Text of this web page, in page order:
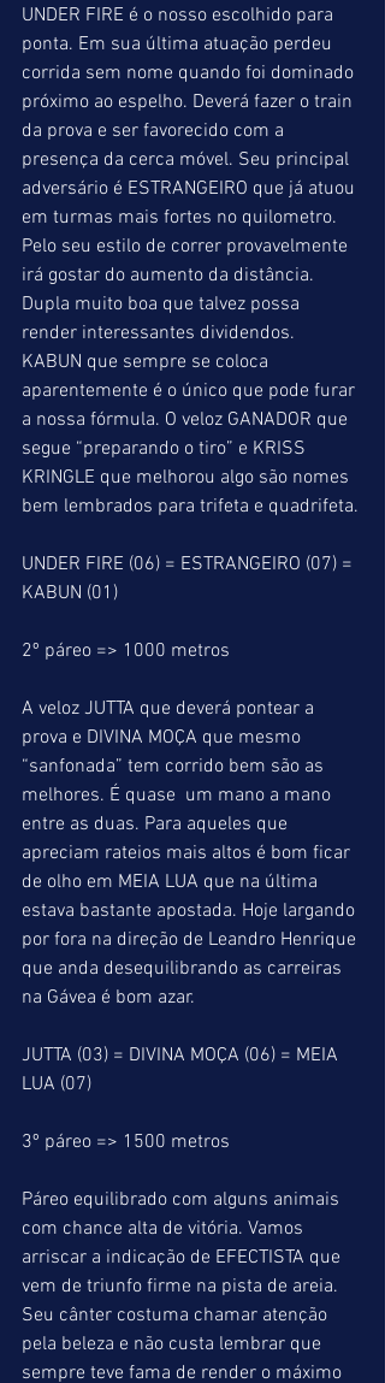
UNDER FIRE é o nosso escolhido para
ponta. Em sua última atuação perdeu
corrida sem nome quando foi dominado
próximo ao espelho. Deverá fazer o train
da prova e ser favorecido com a
presença da cerca móvel. Seu principal
adversário é ESTRANGEIRO que já atuou
em turmas mais fortes no quilometro.
Pelo seu estilo de correr provavelmente
irá gostar do aumento da distância.
Dupla muito boa que talvez possa
render interessantes dividendos.
KABUN que sempre se coloca
aparentemente é o único que pode furar
a nossa fórmula. O veloz GANADOR que
segue “preparando o tiro” e KRISS
KRINGLE que melhorou algo são nomes
bem lembrados para trifeta e quadrifeta.
UNDER FIRE (06) = ESTRANGEIRO (07) =
KABUN (01)
2º páreo => 1000 metros
A veloz JUTTA que deverá pontear a
prova e DIVINA MOÇA que mesmo
“sanfonada” tem corrido bem são as
melhores. É quase  um mano a mano
entre as duas. Para aqueles que
apreciam rateios mais altos é bom ficar
de olho em MEIA LUA que na última
estava bastante apostada. Hoje largando
por fora na direção de Leandro Henrique
que anda desequilibrando as carreiras
na Gávea é bom azar.
JUTTA (03) = DIVINA MOÇA (06) = MEIA
LUA (07)
3º páreo => 1500 metros
Páreo equilibrado com alguns animais
com chance alta de vitória. Vamos
arriscar a indicação de EFECTISTA que
vem de triunfo firme na pista de areia.
Seu cânter costuma chamar atenção
pela beleza e não custa lembrar que
sempre teve fama de render o máximo